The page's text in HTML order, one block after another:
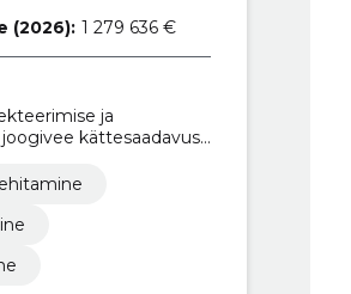
(2026): 1 279 636 €
ja
kättesaadavuse
ehitamine